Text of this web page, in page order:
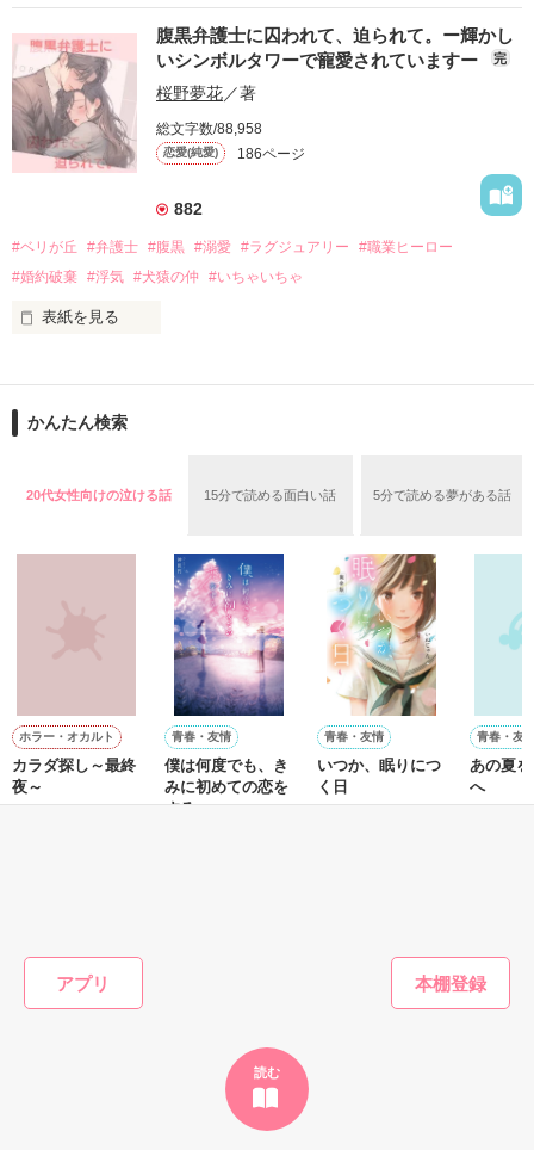
アプリ
読む
愛する人は、私を心から憎んでいる――。
10月17日　マカロン文庫にて発売いたしました。
投稿時から応援頂き、ありがとうございました（＾＾）
森野じゃむ
「今度また、デートしましょう」
「いや、これ、デートじゃないですけど」
「デートですよ」
男はいつもの低い穏やかな……
耳に心地のいい声で笑う。
「最後にこんなことしたら、デートです」
―――声だけはいい男が囁く言葉は耳に毒だ。
白鳥時崇（31）白鳥ホールディングス・シラトリ副社長
特技：やたらいい声を持つ
鳳そら（25）鳳凰グループ・ホウオウ研究所事務員
家族に愛されて育った女の子
2021.5.18～　連載開始
※※※※※※※※※※※※※※※※※
〈special thanks〉
godisdoraさま
最後までお付き合いいただき、素敵なレビューまで……本当に
ありがとうございました！
すてきなレビューありがとうございます！最後までイッキにお
楽しみいただけて嬉しいです！
そらちゃんは、ツンデレ末っ子キャラで書いてみました。
tomomocakeさまのお気に入りキャラに仲間入りできていたら
腹黒弁護士に囚われて、迫られて。ー輝かし
いシンボルタワーで寵愛されていますー
完
桜野夢花／著
総文字数/88,958
恋愛(純愛) 186ページ
882
#ベリが丘 #弁護士 #腹黒 #溺愛 #ラグジュアリー
#職業ヒーロー
#婚約破棄 #浮気 #犬猿の仲 #いちゃいちゃ
表紙を見る
大切な家庭を築いて
その夢がもう少しで叶うはずだった。
有栖川 和歌（ありすがわ わか）27歳
サウスエリアに住む結婚間近のヒロイン
開始→2024/1/29
※表紙画像は無料素材をお借りしております。
かんたん検索
20代女性向けの泣ける話 15分で読める面白い話 5分で読める夢がある話
ホラー・オカルト
カラダ探し～最終
夜～
青春・友情
僕は何度でも、き
みに初めての恋を
する。
青春・友情
いつか、眠りにつ
く日
青春・友
あの夏
へ
かんたん検索の条件を変える